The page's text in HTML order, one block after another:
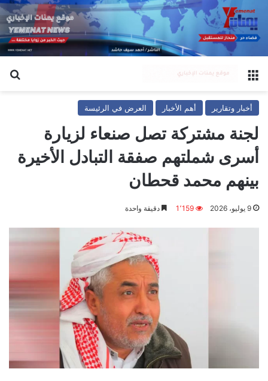
القائمة
أخبار وتقارير أهم الأخبار العرض في الرئيسة
لجنة مشتركة تصل صنعاء لزيارة
أسرى شملتهم صفقة التبادل الأخيرة
بينهم محمد قحطان
9 يوليو، 2026 1٬159 دقيقة واحدة